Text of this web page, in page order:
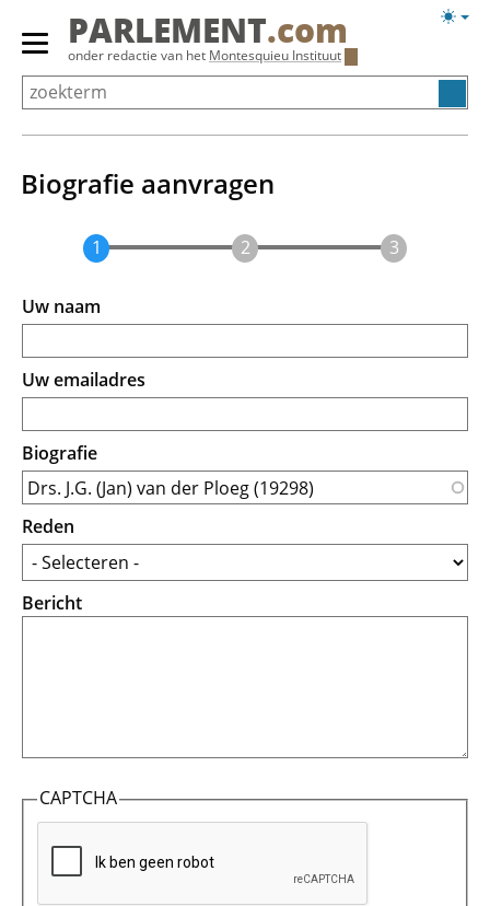
Overslaan
Primair
menu
tonen/verbergen
PARLEMENT.com
onder redactie van het Montesquieu Instituut
Biografie aanvragen
Uw naam
Uw emailadres
Biografie
Reden
Bericht
CAPTCHA